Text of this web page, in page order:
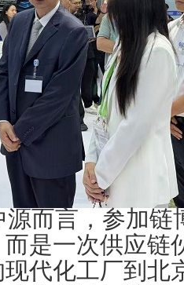
言，参加链
是一次供应链
代化工厂到北